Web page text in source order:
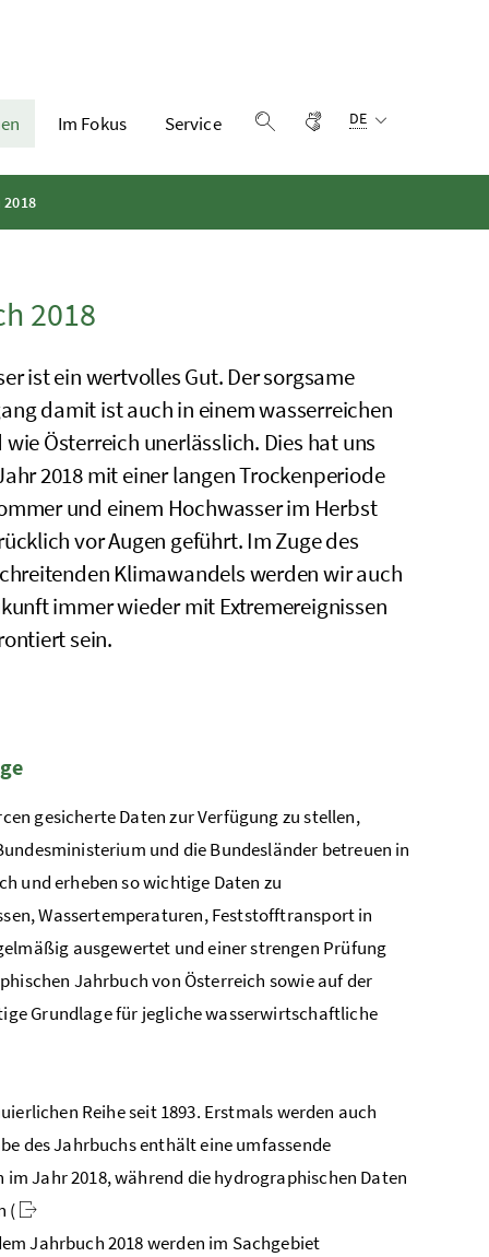
Im Fokus
Service
Gebärdensprache
DE
2018
ist ein wertvolles Gut. Der sorgsame
damit ist auch in einem wasserreichen
wie Österreich unerlässlich. Dies hat uns
2018 mit einer langen Trockenperiode
und einem Hochwasser im Herbst
vor Augen geführt. Im Zuge des
Klimawandels werden wir auch
immer wieder mit Extremereignissen
sein.
gesicherte Daten zur Verfügung zu stellen,
und die Bundesländer betreuen in
und erheben so wichtige Daten zu
Wassertemperaturen, Feststofftransport in
ausgewertet und einer strengen Prüfung
Jahrbuch von Österreich sowie auf der
Grundlage für jegliche wasserwirtschaftliche
Reihe seit 1893. Erstmals werden auch
des Jahrbuchs enthält eine umfassende
Jahr 2018, während die hydrographischen Daten
(
Jahrbuch 2018 werden im Sachgebiet